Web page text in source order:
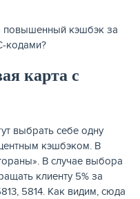
повышенный кэшбэк за
кодами?
карта с
выбрать себе одну
кэшбэком. В
В случае выбора
клиенту 5% за
5814. Как видим, сюда